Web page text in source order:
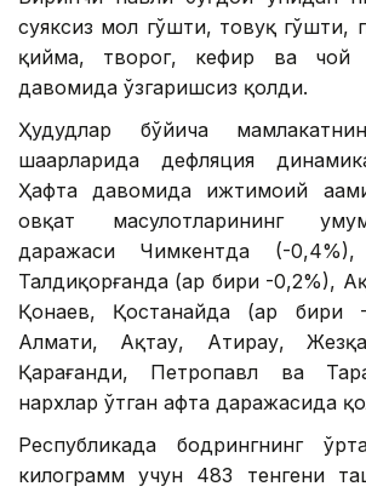
суяксиз мол гўшти, товуқ гўшти,
қийма, творог, кефир ва чой
давомида ўзгаришсиз қолди.
Ҳудудлар бўйича
шаҳарларида дефляция
Ҳафта давомида ижтимоий
овқат маҳсулотларининг
даражаси Чимкентда (-
Талдиқорғанда (ҳар бири -0,2%),
Қонаев, Қостанайда (ҳар бири
Алмати, Ақтау, Атирау,
Қарағанди, Петропавл ва
нархлар ўтган ҳафта даражасида
Республикада бодрингнинг
килограмм учун 483 тенгени